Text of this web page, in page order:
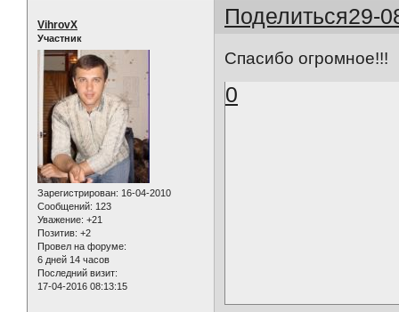
Поделиться29-
VihrovX
Участник
Зарегистрирован: 16-04-2010
Сообщений: 123
Уважение: +21
Позитив: +2
Провел на форуме:
6 дней 14 часов
Последний визит:
17-04-2016 08:13:15
Спасибо огромное!!!
0